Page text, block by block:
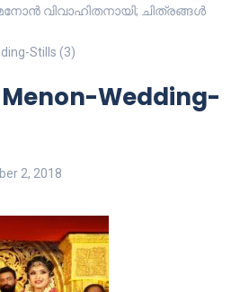
വിവാഹിതനായി; ചിത്രങ്ങൾ
Stills (3)
Wedding-
2, 2018